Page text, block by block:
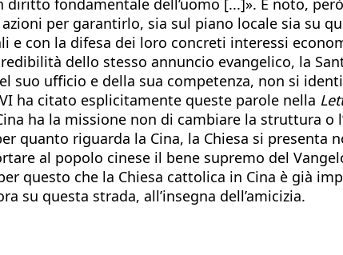
fondamentale dell’uomo [...]». È noto,
per garantirlo, sia sul piano locale sia su
e con la difesa dei loro concreti interessi
dello stesso annuncio evangelico, la
suo ufficio e della sua competenza, non si
ha citato esplicitamente queste parole nella
ha la missione non di cambiare la struttura
quanto riguarda la Cina, la Chiesa si
al popolo cinese il bene supremo del
questo che la Chiesa cattolica in Cina è già
su questa strada, all’insegna dell’amicizia.